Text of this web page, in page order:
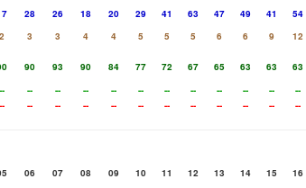
28 26 18 20 29 41 63 47 49 41 54
2 3 3 4 4 5 5 5 6 6 9 12
90 93 90 84 77 72 67 65 63 63 63
-- -- -- -- -- -- -- -- -- -- -- --
-- -- -- -- -- -- -- -- -- -- -- --
06 07 08 09 10 11 12 13 14 15 16